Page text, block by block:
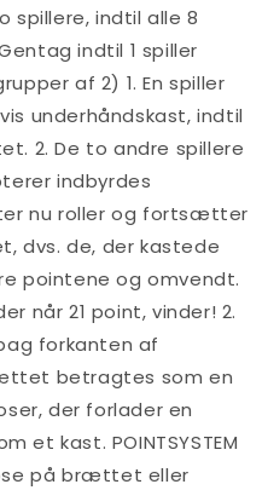
spillere, indtil alle 8
indtil 1 spiller
af 2) 1. En spiller
underhåndskast, indtil
2. De to andre spillere
indbyrdes
nu roller og fortsætter
dvs. de, der kastede
pointene og omvendt.
når 21 point, vinder! 2.
forkanten af
betragtes som en
der forlader en
et kast. POINTSYSTEM
på brættet eller